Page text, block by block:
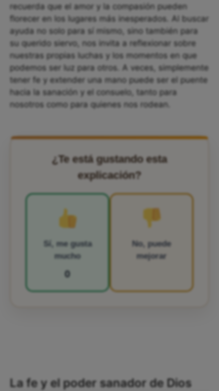
recuerda que el amor y la compasión pueden
florecer en los lugares más inesperados. Al buscar
ayuda no solo para sí mismo, sino también para
su querido siervo, nos invita a reflexionar sobre
nuestras propias luchas y los momentos en que
podemos ser luz para otros. A veces, simplemente
tener fe y extender una mano puede ser el puente
hacia la sanación y el consuelo, tanto para
nosotros como para quienes nos rodean.
¿Te está gustando esta
explicación?
Sí, me gusta
mucho
0
No, puede
mejorar
La fe y el poder sanador de Dios